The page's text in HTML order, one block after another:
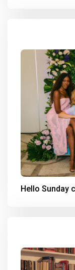
Hello Sunday